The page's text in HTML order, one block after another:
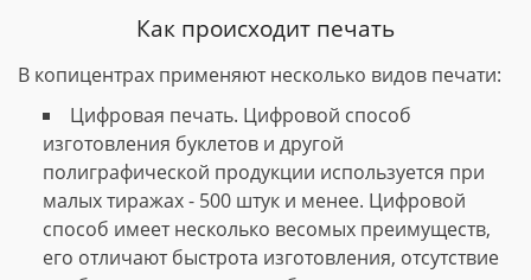
Как происходит печать
В копицентрах применяют несколько видов печати:
Цифровая печать. Цифровой способ
изготовления буклетов и другой
полиграфической продукции используется при
малых тиражах - 500 штук и менее. Цифровой
способ имеет несколько весомых преимуществ,
его отличают быстрота изготовления, отсутствие